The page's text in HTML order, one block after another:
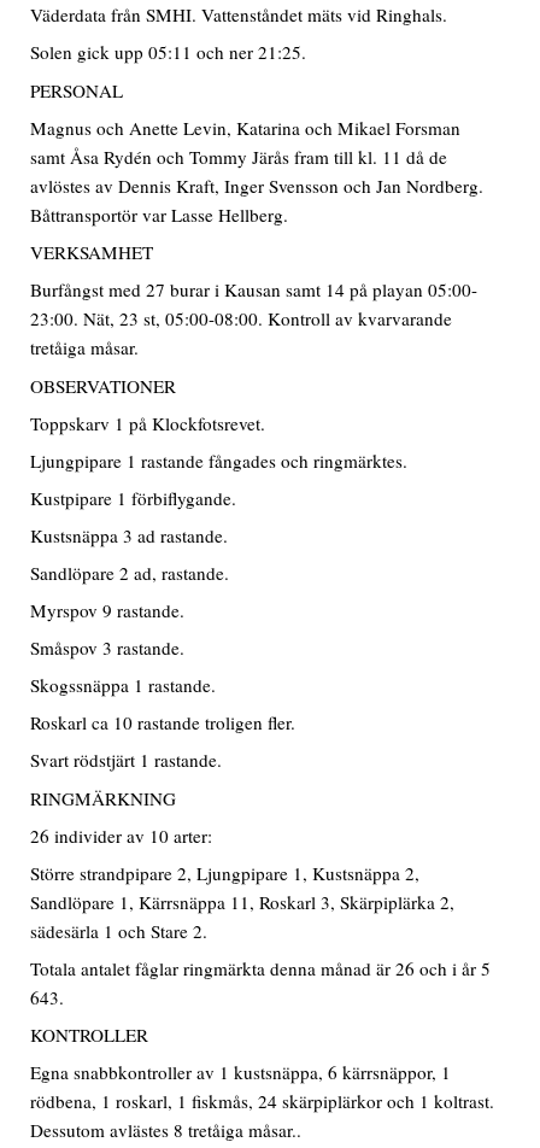
Väderdata från SMHI. Vattenståndet mäts vid Ringhals.
Solen gick upp 05:11 och ner 21:25.
PERSONAL
Magnus och Anette Levin, Katarina och Mikael Forsman
samt Åsa Rydén och Tommy Järås fram till kl. 11 då de
avlöstes av Dennis Kraft, Inger Svensson och Jan Nordberg.
Båttransportör var Lasse Hellberg.
VERKSAMHET
Burfångst med 27 burar i Kausan samt 14 på playan 05:00-
23:00. Nät, 23 st, 05:00-08:00. Kontroll av kvarvarande
tretåiga måsar.
OBSERVATIONER
Toppskarv 1 på Klockfotsrevet.
Ljungpipare 1 rastande fångades och ringmärktes.
Kustpipare 1 förbiflygande.
Kustsnäppa 3 ad rastande.
Sandlöpare 2 ad, rastande.
Myrspov 9 rastande.
Småspov 3 rastande.
Skogssnäppa 1 rastande.
Roskarl ca 10 rastande troligen fler.
Svart rödstjärt 1 rastande.
RINGMÄRKNING
26 individer av 10 arter:
Större strandpipare 2, Ljungpipare 1, Kustsnäppa 2,
Sandlöpare 1, Kärrsnäppa 11, Roskarl 3, Skärpiplärka 2,
sädesärla 1 och Stare 2.
Totala antalet fåglar ringmärkta denna månad är 26 och i år 5
643.
KONTROLLER
Egna snabbkontroller av 1 kustsnäppa, 6 kärrsnäppor, 1
rödbena, 1 roskarl, 1 fiskmås, 24 skärpiplärkor och 1 koltrast.
Dessutom avlästes 8 tretåiga måsar..